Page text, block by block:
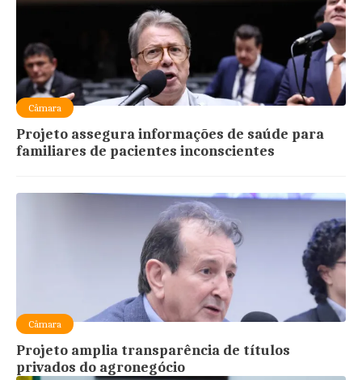
Câmara
Projeto assegura informações de saúde para
familiares de pacientes inconscientes
Câmara
Projeto amplia transparência de títulos
privados do agronegócio